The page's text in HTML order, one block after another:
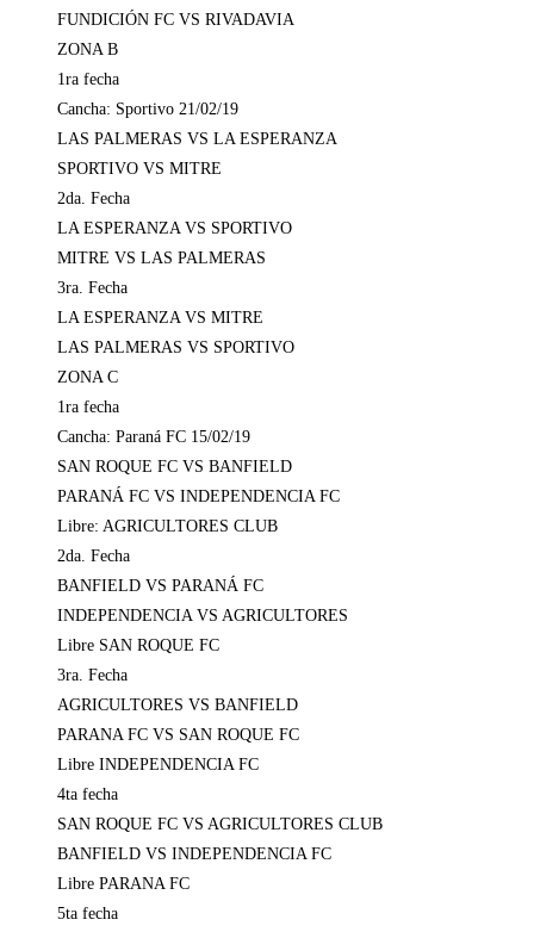
FUNDICIÓN FC VS RIVADAVIA
ZONA B
1ra fecha
Cancha: Sportivo 21/02/19
LAS PALMERAS VS LA ESPERANZA
SPORTIVO VS MITRE
2da. Fecha
LA ESPERANZA VS SPORTIVO
MITRE VS LAS PALMERAS
3ra. Fecha
LA ESPERANZA VS MITRE
LAS PALMERAS VS SPORTIVO
ZONA C
1ra fecha
Cancha: Paraná FC 15/02/19
SAN ROQUE FC VS BANFIELD
PARANÁ FC VS INDEPENDENCIA FC
Libre: AGRICULTORES CLUB
2da. Fecha
BANFIELD VS PARANÁ FC
INDEPENDENCIA VS AGRICULTORES
Libre SAN ROQUE FC
3ra. Fecha
AGRICULTORES VS BANFIELD
PARANA FC VS SAN ROQUE FC
Libre INDEPENDENCIA FC
4ta fecha
SAN ROQUE FC VS AGRICULTORES CLUB
BANFIELD VS INDEPENDENCIA FC
Libre PARANA FC
5ta fecha